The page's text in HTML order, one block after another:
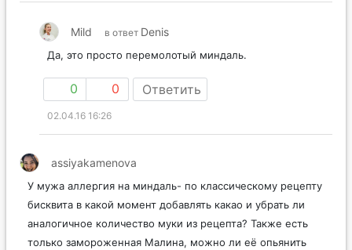
Mild в ответ Denis
Да, это просто перемолотый миндаль.
0 0 Ответить
02.04.16 16:26
assiyakamenova
У мужа аллергия на миндаль- по классическому рецепту
бисквита в какой момент добавлять какао и убрать ли
аналогичное количество муки из рецепта? Также есть
только замороженная Малина, можно ли её опьянить